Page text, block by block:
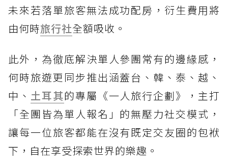
未來若落單旅客無法成功配房，衍生費用將
由何時旅行社全額吸收。
此外，為徹底解決單人參團常有的邊緣感，
何時旅遊更同步推出涵蓋台、韓、泰、越、
中、 土耳其的專屬《一人旅行企劃》，主打
「全團皆為單人報名」的無壓力社交模式，
讓每一位旅客都能在沒有既定交友圈的包袱
下，自在享受探索世界的樂趣。